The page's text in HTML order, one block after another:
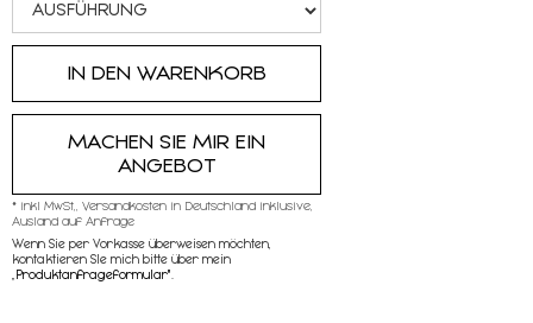
MACHEN SIE MIR EIN
ANGEBOT
* inkl MwSt,, Versandkosten in Deutschland inklusive,
Ausland auf Anfrage
Wenn Sie per Vorkasse überweisen möchten,
kontaktieren SIe mich bitte über mein
Produktanfrageformular"